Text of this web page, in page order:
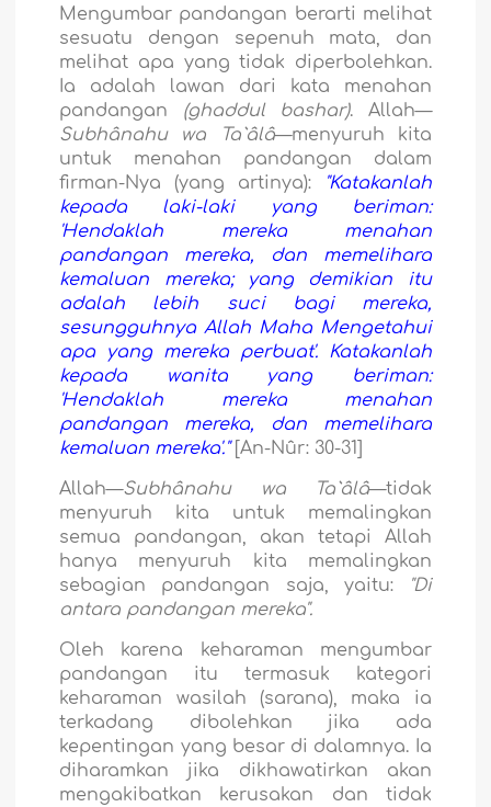
Mengumbar pandangan berarti melihat
sesuatu dengan sepenuh mata, dan
melihat apa yang tidak diperbolehkan.
Ia adalah lawan dari kata menahan
pandangan (ghaddul bashar). Allah—
Subhânahu wa Ta`âlâ—menyuruh kita
untuk menahan pandangan dalam
firman-Nya (yang artinya):
"Katakanlah
kepada laki-laki yang beriman:
'Hendaklah mereka menahan
pandangan mereka, dan memelihara
kemaluan mereka; yang demikian itu
adalah lebih suci bagi mereka,
sesungguhnya Allah Maha Mengetahui
apa yang mereka perbuat'. Katakanlah
kepada wanita yang beriman:
'Hendaklah mereka menahan
pandangan mereka, dan memelihara
kemaluan mereka'." [An-Nûr: 30-31]
Allah—Subhânahu wa Ta`âlâ—tidak
menyuruh kita untuk memalingkan
semua pandangan, akan tetapi Allah
hanya menyuruh kita memalingkan
sebagian pandangan saja, yaitu:
"Di
antara pandangan mereka".
Oleh karena keharaman mengumbar
pandangan itu termasuk kategori
keharaman wasilah (sarana), maka ia
terkadang dibolehkan jika ada
kepentingan yang besar di dalamnya. Ia
diharamkan jika dikhawatirkan akan
mengakibatkan kerusakan dan tidak